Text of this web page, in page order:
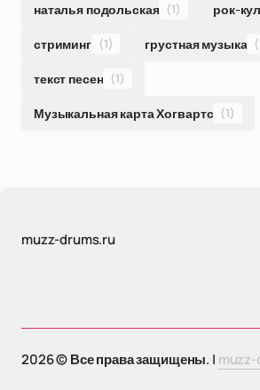
наталья подольская (1) рок-
стриминг (1) грустная музыка
текст песен (1)
Музыкальная карта Хогвартс (1)
muzz-drums.ru
2026 © Все права защищены. |